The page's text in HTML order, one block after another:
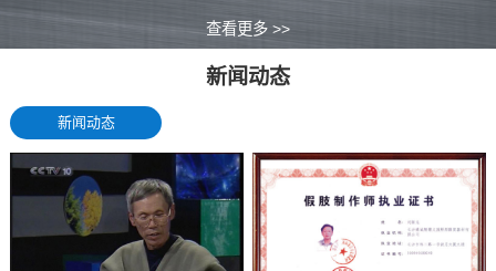
查看更多 >>
新闻动态
新闻动态